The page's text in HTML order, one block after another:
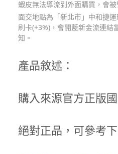
蝦皮無法導流到外面購買，會被
面交地點為「新北市」中和捷
刷卡(+3%)，會開藍新金流連結
知。
產品敘述：
購入來源官方正版
絕對正品，可參考